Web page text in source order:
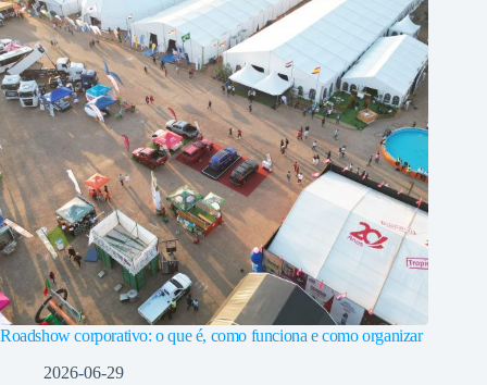
Roadshow corporativo: o que é, como funciona e como organizar
2026-06-29